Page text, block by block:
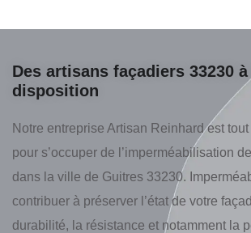
Des artisans façadiers 33230
disposition
Notre entreprise Artisan Reinhard est
pour s’occuper de l’imperméabilisation
dans la ville de Guitres 33230.
contribuer à préserver l’état de votre
durabilité, la résistance et notamment la